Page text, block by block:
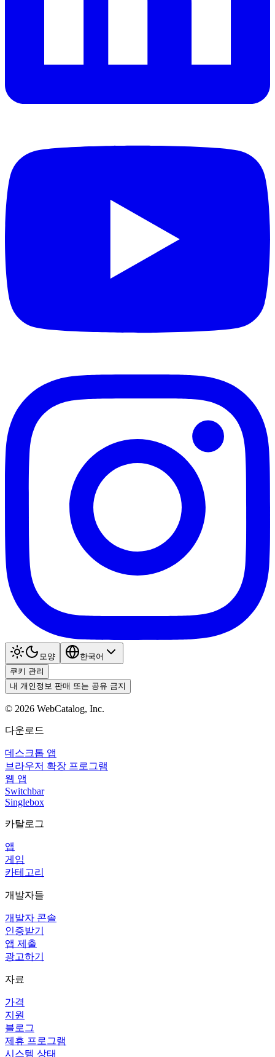
모양
한국어
쿠키 관리
내 개인정보 판매 또는 공유 금지
© 2026 WebCatalog, Inc.
다운로드
데스크톱 앱
브라우저 확장 프로그램
웹 앱
Switchbar
Singlebox
카탈로그
앱
게임
카테고리
개발자들
개발자 콘솔
인증받기
앱 제출
광고하기
자료
가격
지원
블로그
제휴 프로그램
시스템 상태